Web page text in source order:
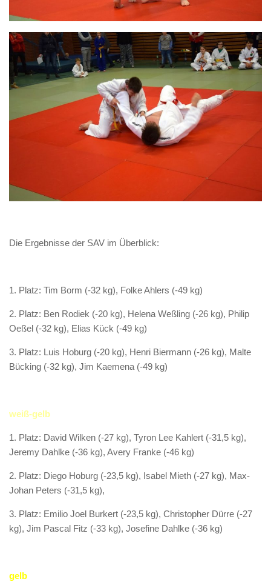
Die Ergebnisse der SAV im Überblick:
1. Platz: Tim Borm (-32 kg), Folke Ahlers (-49 kg)
2. Platz: Ben Rodiek (-20 kg), Helena Weßling (-26 kg), Philip
Oeßel (-32 kg), Elias Kück (-49 kg)
3. Platz: Luis Hoburg (-20 kg), Henri Biermann (-26 kg), Malte
Bücking (-32 kg), Jim Kaemena (-49 kg)
weiß-gelb
1. Platz: David Wilken (-27 kg), Tyron Lee Kahlert (-31,5 kg),
Jeremy Dahlke (-36 kg), Avery Franke (-46 kg)
2. Platz: Diego Hoburg (-23,5 kg), Isabel Mieth (-27 kg), Max-
Johan Peters (-31,5 kg),
3. Platz: Emilio Joel Burkert (-23,5 kg), Christopher Dürre (-27
kg), Jim Pascal Fitz (-33 kg), Josefine Dahlke (-36 kg)
gelb